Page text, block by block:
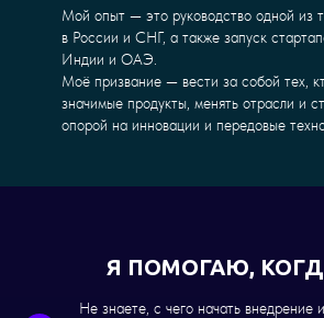
Мой опыт — это руководство одной из
в России и СНГ, а также запуск
Индии и ОАЭ.
Моё призвание — вести за собой тех,
значимые продукты, менять отрасли и
опорой на инновации и передовые
Я ПОМОГАЮ,
Не знаете, с чего начать внедрение